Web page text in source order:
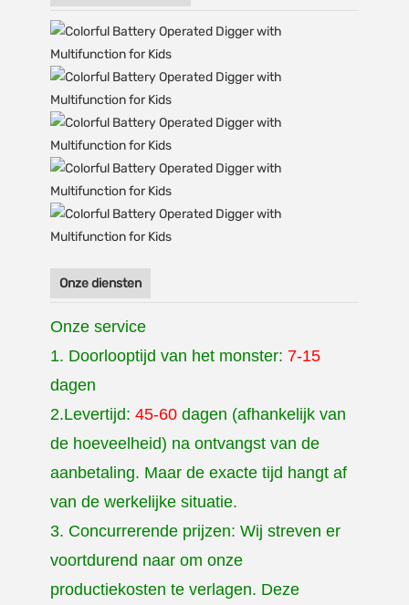
Onze diensten
Onze service
1. Doorlooptijd van het monster: 7-15
dagen
2.Levertijd: 45-60 dagen (afhankelijk van
de hoeveelheid) na ontvangst van de
aanbetaling. Maar de exacte tijd hangt af
van de werkelijke situatie.
3. Concurrerende prijzen: Wij streven er
voortdurend naar om onze
productiekosten te verlagen. Deze